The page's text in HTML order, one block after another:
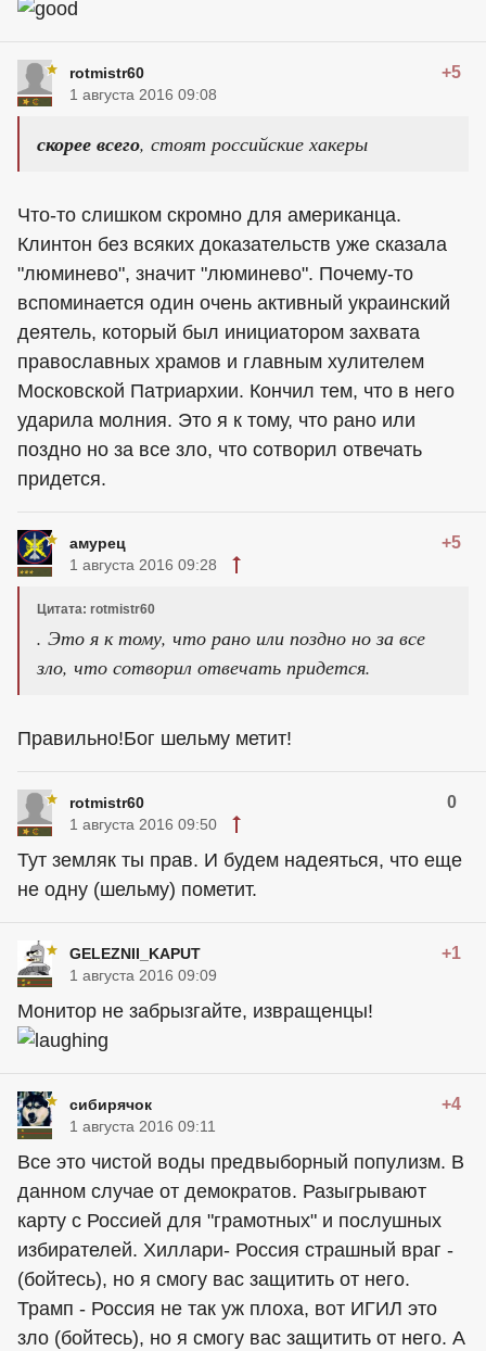
rotmistr60 +5
1 августа 2016 09:08
скорее всего, стоят российские хакеры
Что-то слишком скромно для американца.
Клинтон без всяких доказательств уже сказала
"люминево", значит "люминево". Почему-то
вспоминается один очень активный украинский
деятель, который был инициатором захвата
православных храмов и главным хулителем
Московской Патриархии. Кончил тем, что в него
ударила молния. Это я к тому, что рано или
поздно но за все зло, что сотворил отвечать
придется.
амурец +5
1 августа 2016 09:28
Цитата: rotmistr60
. Это я к тому, что рано или поздно но за все
зло, что сотворил отвечать придется.
Правильно!Бог шельму метит!
rotmistr60 0
1 августа 2016 09:50
Тут земляк ты прав. И будем надеяться, что еще
не одну (шельму) пометит.
GELEZNII_KAPUT +1
1 августа 2016 09:09
Монитор не забрызгайте, извращенцы!
сибирячок +4
1 августа 2016 09:11
Все это чистой воды предвыборный популизм. В
данном случае от демократов. Разыгрывают
карту с Россией для "грамотных" и послушных
избирателей. Хиллари- Россия страшный враг -
(бойтесь), но я смогу вас защитить от него.
Трамп - Россия не так уж плоха, вот ИГИЛ это
зло (бойтесь), но я смогу вас защитить от него. А